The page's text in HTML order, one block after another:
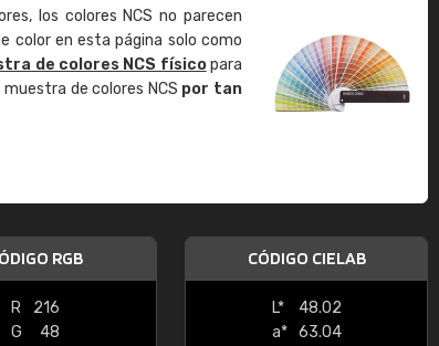
los colores NCS no parecen
color en esta página solo como
de colores NCS físicopara
de colores NCS por tan
RGB
R
216
G
48
CÓDIGO CIELAB
L*
48.02
a*
63.04
"Buen servicio. No obstante No es fácil
encontrar/comprar lo que se busca"